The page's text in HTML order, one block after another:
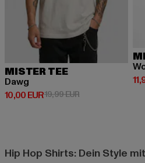
MISTER TEE
Dawg
10,00 EUR
Derzeitiger Preis: 10,00 EUR
19,99 EURAktionspreis: 19,99
Hip Hop Shirts: Dein Style